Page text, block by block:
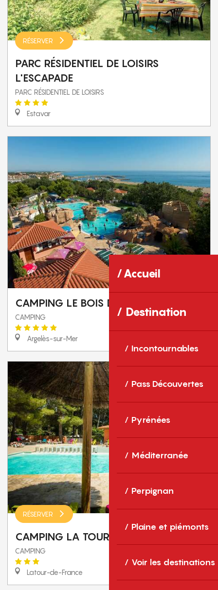
Accueil
Destination
Incontournables
Pass Découvertes
Pyrénées
Méditerranée
Perpignan
Plaine et piémonts
Voir les destinations
RÉSERVER
PARC RÉSIDENTIEL DE LOISIRS
L'ESCAPADE
PARC RÉSIDENTIEL DE LOISIRS
Estavar
CAMPING LE BOIS DE VALMARIE
CAMPING
Argelès-sur-Mer
RÉSERVER
CAMPING LA TOUR DE FRANCE
CAMPING
Latour-de-France